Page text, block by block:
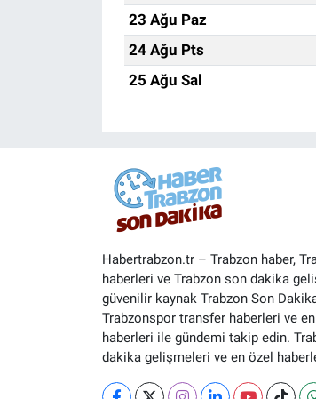
23 Ağu Paz
24 Ağu Pts
25 Ağu Sal
Habertrabzon.tr – Trabzon haber,
haberleri ve Trabzon son dakika
güvenilir kaynak Trabzon Son
Trabzonspor transfer haberleri ve
haberleri ile gündemi takip edin.
dakika gelişmeleri ve en özel